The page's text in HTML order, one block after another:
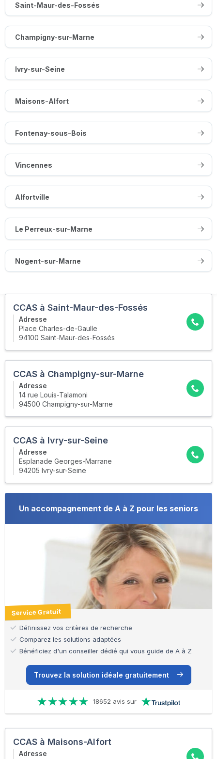
Saint-Maur-des-Fossés
Champigny-sur-Marne
Ivry-sur-Seine
Maisons-Alfort
Fontenay-sous-Bois
Vincennes
Alfortville
Le Perreux-sur-Marne
Nogent-sur-Marne
CCAS à Saint-Maur-des-Fossés
Adresse
Place Charles-de-Gaulle
94100 Saint-Maur-des-Fossés
CCAS à Champigny-sur-Marne
Adresse
14 rue Louis-Talamoni
94500 Champigny-sur-Marne
CCAS à Ivry-sur-Seine
Adresse
Esplanade Georges-Marrane
94205 Ivry-sur-Seine
Un accompagnement de A à Z pour les seniors
Service Gratuit
Définissez vos critères de recherche
Comparez les solutions adaptées
Bénéficiez d'un conseiller dédié qui vous guide de A à Z
Trouvez la solution idéale gratuitement
18652 avis sur
CCAS à Maisons-Alfort
Adresse